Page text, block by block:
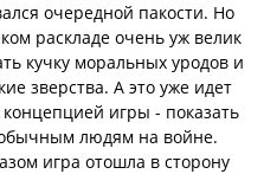
очередной пакости. Но
раскладе очень уж велик
кучку моральных уродов и
зверства. А это уже идет
игры - показать
людям на войне.
игра отошла в сторону